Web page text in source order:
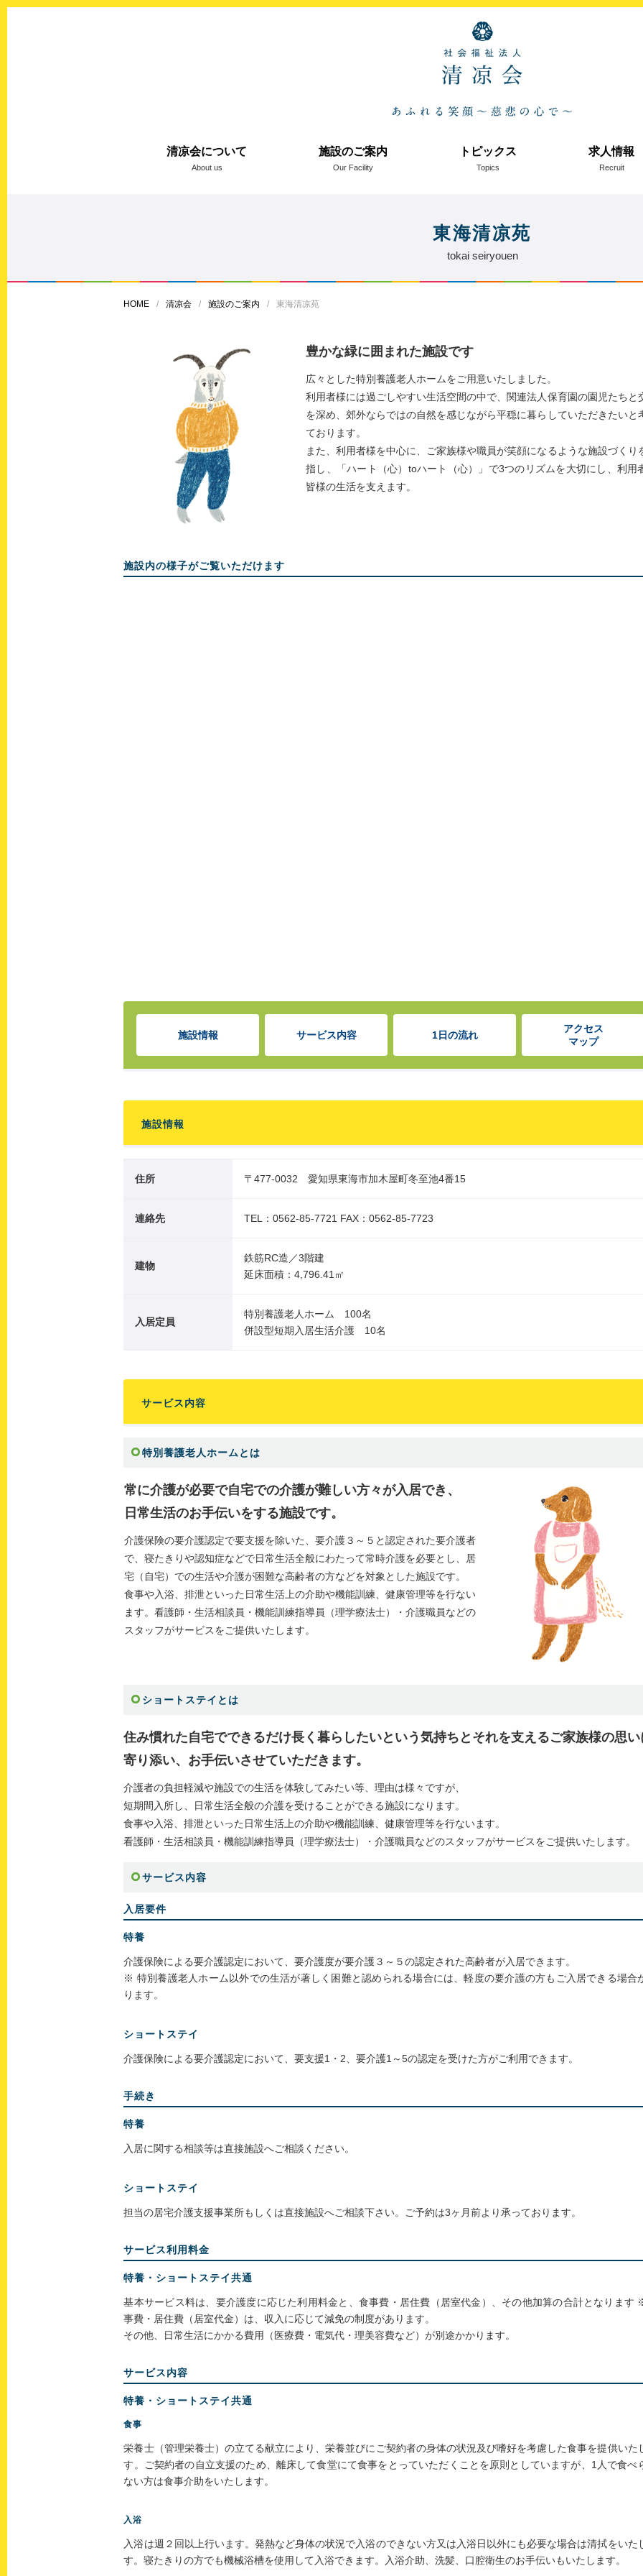
清凉会について
About us
施設のご案内
Our Facility
トピックス
Topics
求人情報
Recruit
東海清凉苑
tokai seiryouen
HOME 清凉会 施設のご案内 東海清凉苑
豊かな緑に囲まれた施設です
広々とした特別養護老人ホームをご用意いたしました。
利用者様には過ごしやすい生活空間の中で、関連法人保育園の園児たちと
を深め、郊外ならではの自然を感じながら平穏に暮らしていただきたいと
ております。
また、利用者様を中心に、ご家族様や職員が笑顔になるような施設づくり
指し、「ハート（心）toハート（心）」で3つのリズムを大切にし、利用
皆様の生活を支えます。
施設内の様子がご覧いただけます
施設情報 サービス内容 1日の流れ
アクセス
マップ
施設情報
住所 〒477-0032 愛知県東海市加木屋町冬至池4番15
連絡先 TEL：0562-85-7721 FAX：0562-85-7723
建物
鉄筋RC造／3階建
延床面積：4,796.41㎡
入居定員
特別養護老人ホーム 100名
併設型短期入居生活介護 10名
サービス内容
特別養護老人ホームとは
常に介護が必要で自宅での介護が難しい方々が入居でき、
日常生活のお手伝いをする施設です。
介護保険の要介護認定で要支援を除いた、要介護３～５と認定された要介護者
で、寝たきりや認知症などで日常生活全般にわたって常時介護を必要とし、居
宅（自宅）での生活や介護が困難な高齢者の方などを対象とした施設です。
食事や入浴、排泄といった日常生活上の介助や機能訓練、健康管理等を行ない
ます。看護師・生活相談員・機能訓練指導員（理学療法士）・介護職員などの
スタッフがサービスをご提供いたします。
ショートステイとは
住み慣れた自宅でできるだけ長く暮らしたいという気持ちとそれを支えるご家族様の思い
寄り添い、お手伝いさせていただきます。
介護者の負担軽減や施設での生活を体験してみたい等、理由は様々ですが、
短期間入所し、日常生活全般の介護を受けることができる施設になります。
食事や入浴、排泄といった日常生活上の介助や機能訓練、健康管理等を行ないます。
看護師・生活相談員・機能訓練指導員（理学療法士）・介護職員などのスタッフがサービスをご提供いたします。
サービス内容
入居要件
特養
介護保険による要介護認定において、要介護度が要介護３～５の認定された高齢者が入居できます。
※ 特別養護老人ホーム以外での生活が著しく困難と認められる場合には、軽度の要介護の方もご入居できる場合
ります。
ショートステイ
介護保険による要介護認定において、要支援1・2、要介護1～5の認定を受けた方がご利用できます。
手続き
特養
入居に関する相談等は直接施設へご相談ください。
ショートステイ
担当の居宅介護支援事業所もしくは直接施設へご相談下さい。ご予約は3ヶ月前より承っております。
サービス利用料金
特養・ショートステイ共通
基本サービス料は、要介護度に応じた利用料金と、食事費・居住費（居室代金）、その他加算の合計となります
事費・居住費（居室代金）は、収入に応じて減免の制度があります。
その他、日常生活にかかる費用（医療費・電気代・理美容費など）が別途かかります。
サービス内容
特養・ショートステイ共通
食事
栄養士（管理栄養士）の立てる献立により、栄養並びにご契約者の身体の状況及び嗜好を考慮した食事を提供いた
す。ご契約者の自立支援のため、離床して食堂にて食事をとっていただくことを原則としていますが、1人で食べ
ない方は食事介助をいたします。
入浴
入浴は週２回以上行います。発熱など身体の状況で入浴のできない方又は入浴日以外にも必要な場合は清拭をいた
す。寝たきりの方でも機械浴槽を使用して入浴できます。入浴介助、洗髪、口腔衛生のお手伝いもいたします。